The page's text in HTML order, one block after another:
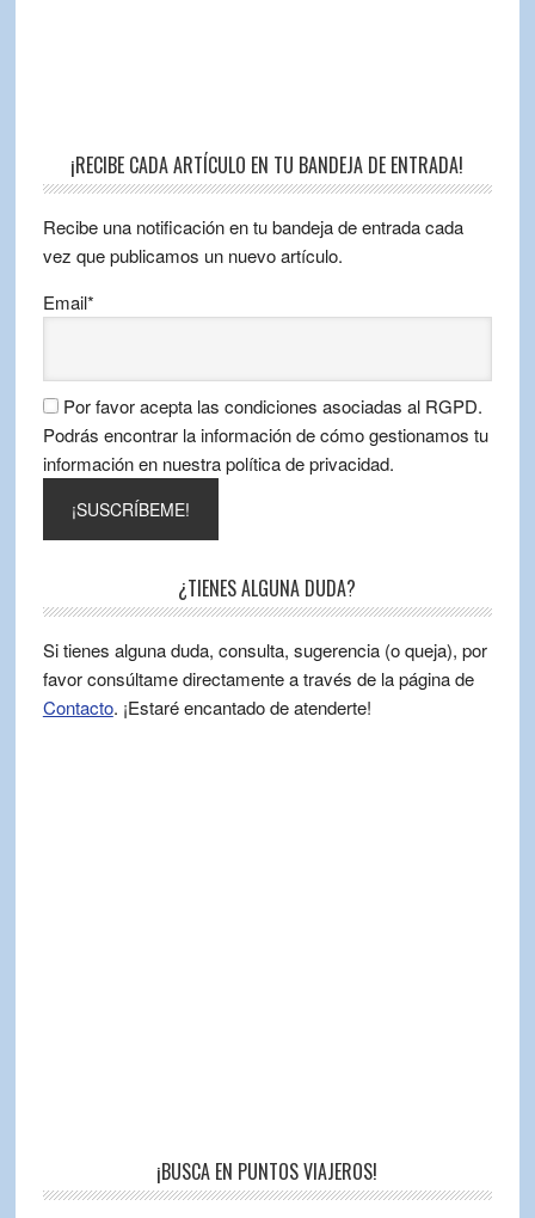
¡RECIBE CADA ARTÍCULO EN TU BANDEJA DE ENTRADA!
Recibe una notificación en tu bandeja de entrada cada
vez que publicamos un nuevo artículo.
Email*
Por favor acepta las condiciones asociadas al RGPD.
Podrás encontrar la información de cómo gestionamos tu
información en nuestra política de privacidad.
¿TIENES ALGUNA DUDA?
Si tienes alguna duda, consulta, sugerencia (o queja), por
favor consúltame directamente a través de la página de
Contacto. ¡Estaré encantado de atenderte!
¡BUSCA EN PUNTOS VIAJEROS!